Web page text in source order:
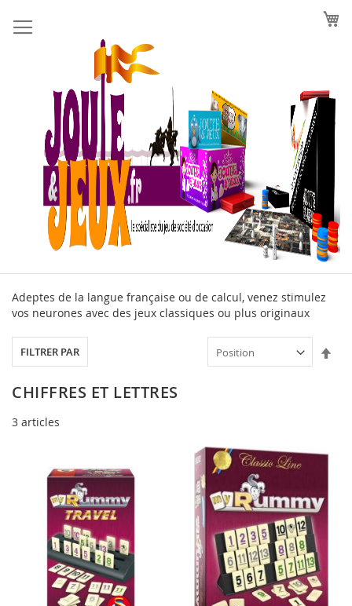
au
contenu
Adeptes de la langue française ou de calcul, venez stimulez
vos neurones avec des jeux classiques ou plus originaux
CHIFFRES ET LETTRES
3 articles
FILTRER PAR